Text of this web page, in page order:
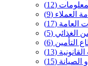
(12)
العملاء (9)
العامة (17)
الغذائي (5)
التأمين (6)
(13)
الصيانة (15)